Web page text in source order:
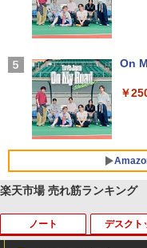
￥
リン
￥
On
￥
【
ET
薬屋
ンガ
楽天市場 売れ筋ランキング
ノート デスクト